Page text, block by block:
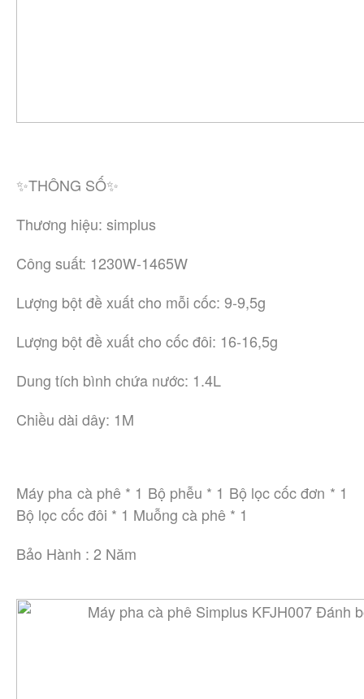
✨THÔNG SỐ✨
Thương hiệu: simplus
Công suất: 1230W-1465W
Lượng bột đề xuất cho mỗi cốc: 9-9,5g
Lượng bột đề xuất cho cốc đôi: 16-16,5g
Dung tích bình chứa nước: 1.4L
Chiều dài dây: 1M
Máy pha cà phê * 1 Bộ phễu * 1 Bộ lọc cốc đơn * 1
Bộ lọc cốc đôi * 1 Muỗng cà phê * 1
Bảo Hành : 2 Năm